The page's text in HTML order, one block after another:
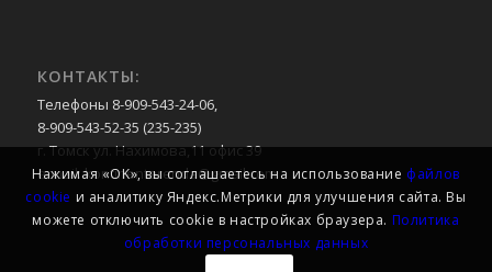
КОНТАКТЫ:
Телефоны 8-909-543-24-06,
8-909-543-52-35 (235-235)
г. Томск ул. Нахимова,11 офис 39
e-mail:kontinentarenda@gmail.com
Нажимая «OK», вы соглашаетесь на использование файлов
cookie и аналитику Яндекс.Метрики для улучшения сайта. Вы
можете отключить cookie в настройках браузера. Политика
обработки персональных данных